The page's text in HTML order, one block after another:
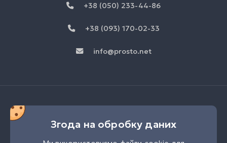
+38 (050) 233-44-86
+38 (093) 170-02-33
info@prosto.net
Згода на обробку даних